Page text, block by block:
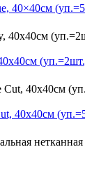
40×40см
40х40см